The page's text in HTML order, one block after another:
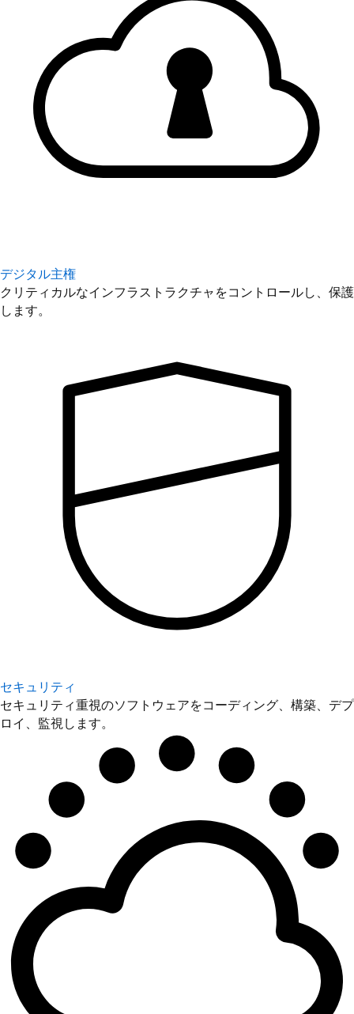
デジタル主権
クリティカルなインフラストラクチャをコントロールし、保護
します。
セキュリティ
セキュリティ重視のソフトウェアをコーディング、構築、デプ
ロイ、監視します。